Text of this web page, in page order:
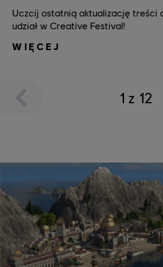
Uczcij ostatnią aktualizację treści
udział w Creative Festival!
WIĘCEJ
1 z 12